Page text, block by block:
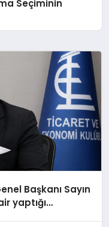
Seçiminin
Başkanı Sayın
yaptığı